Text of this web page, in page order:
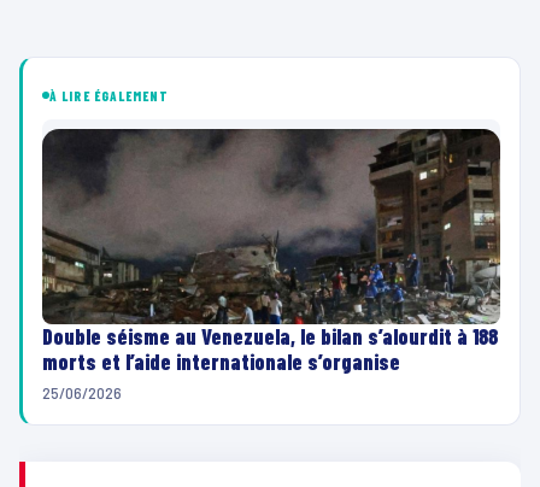
À LIRE ÉGALEMENT
Double séisme au Venezuela, le bilan s’alourdit à 188
morts et l’aide internationale s’organise
25/06/2026